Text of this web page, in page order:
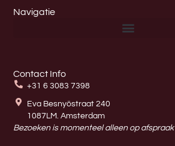
Navigatie
Contact Info
+31 6 3083 7398
Eva Besnyöstraat 240
1087LM. Amsterdam
Bezoeken is momenteel alleen op afspraak